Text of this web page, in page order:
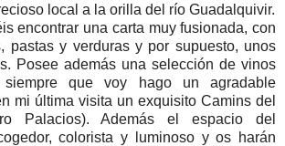
local a la orilla del río Guadalquivir.
encontrar una carta muy fusionada, con
pastas y verduras y por supuesto, unos
Posee además una selección de vinos
que voy hago un agradable
mi última visita un exquisito Camins del
Palacios). Además el espacio del
colorista y luminoso y os harán